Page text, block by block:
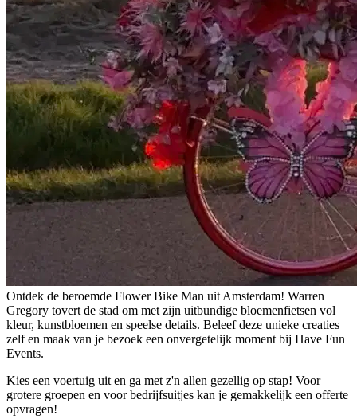
Ontdek de beroemde Flower Bike Man uit Amsterdam! Warren
Gregory tovert de stad om met zijn uitbundige bloemenfietsen vol
kleur, kunstbloemen en speelse details. Beleef deze unieke creaties
zelf en maak van je bezoek een onvergetelijk moment bij Have Fun
Events.
Kies een voertuig uit en ga met z'n allen gezellig op stap! Voor
grotere groepen en voor bedrijfsuitjes kan je gemakkelijk een offerte
opvragen!